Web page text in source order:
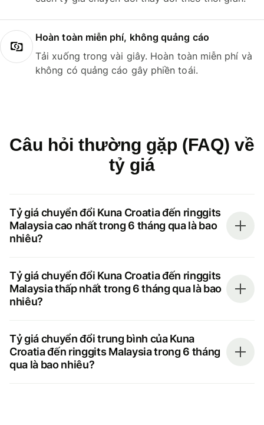
Hoàn toàn miễn phí, không quảng cáo
Tải xuống trong vài giây. Hoàn toàn miễn phí và
không có quảng cáo gây phiền toái.
Câu hỏi thường gặp (FAQ) về
tỷ giá
Tỷ giá chuyển đổi Kuna Croatia đến ringgits
Malaysia cao nhất trong 6 tháng qua là bao
nhiêu?
Tỷ giá chuyển đổi Kuna Croatia đến ringgits
Malaysia thấp nhất trong 6 tháng qua là bao
nhiêu?
Tỷ giá chuyển đổi trung bình của Kuna
Croatia đến ringgits Malaysia trong 6 tháng
qua là bao nhiêu?